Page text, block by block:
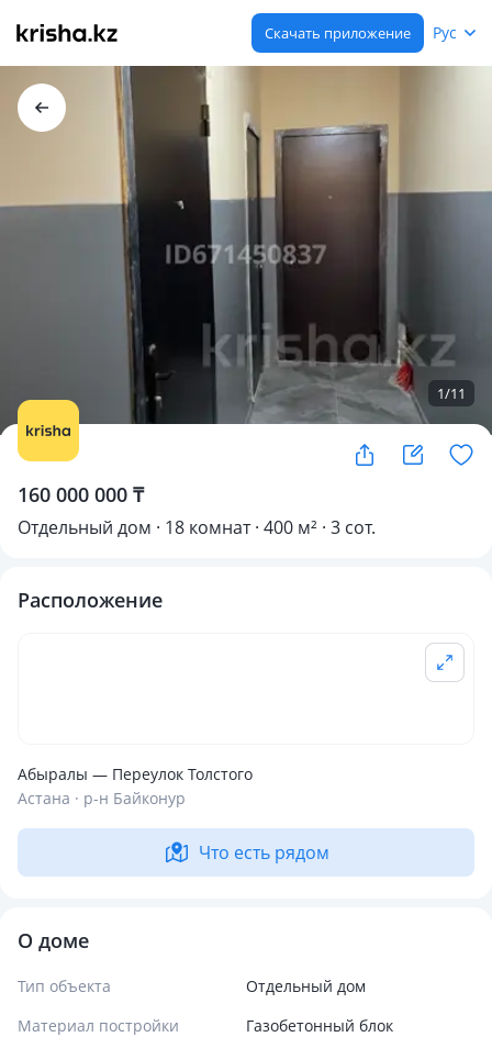
Скачать приложение Рус
1/11
160 000 000 ₸
Отдельный дом · 18 комнат · 400 м² · 3 сот.
Расположение
Абыралы — Переулок Толстого
Астана · р-н Байконур
Что есть рядом
О доме
Тип объекта
Отдельный дом
Материал постройки
Газобетонный блок